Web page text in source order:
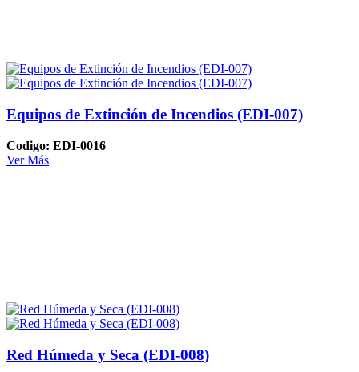
Equipos de Extinción de Incendios (EDI-007)
Codigo: EDI-0016
Ver Más
Red Húmeda y Seca (EDI-008)